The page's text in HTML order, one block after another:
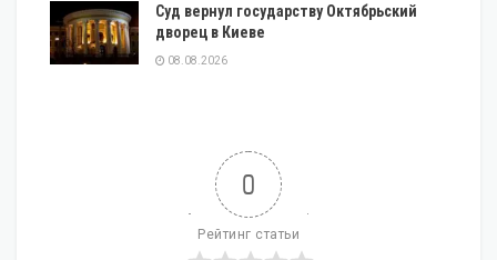
Суд вернул государству Октябрьский
дворец в Киеве
08.08.2026
0
Рейтинг статьи